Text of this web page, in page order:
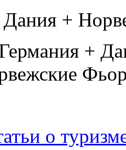
+
+
о